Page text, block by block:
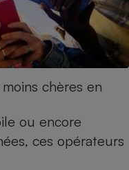
chères en
ou encore
ces opérateurs